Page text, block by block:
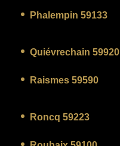
Phalempin 59133
Quiévrechain 59920
Raismes 59590
Roncq 59223